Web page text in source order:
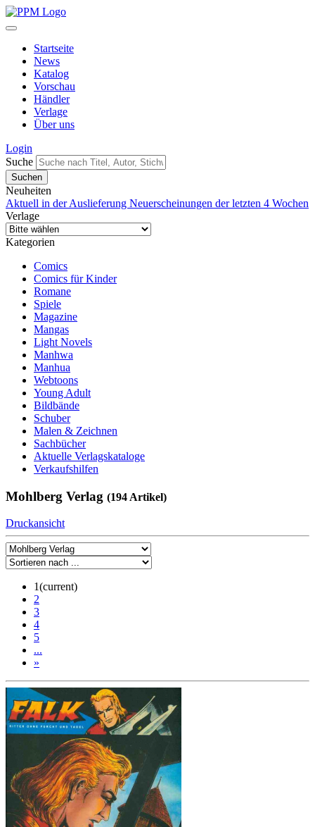
Startseite
News
Katalog
Vorschau
Händler
Verlage
Über uns
Login
Suche
Neuheiten
Aktuell in der Auslieferung Neuerscheinungen der letzten 4 Wochen
Verlage
Kategorien
Comics
Comics für Kinder
Romane
Spiele
Magazine
Mangas
Light Novels
Manhwa
Manhua
Webtoons
Young Adult
Bildbände
Schuber
Malen & Zeichnen
Sachbücher
Aktuelle Verlagskataloge
Verkaufshilfen
Mohlberg Verlag (194 Artikel)
Druckansicht
1(current)
2
3
4
5
...
»